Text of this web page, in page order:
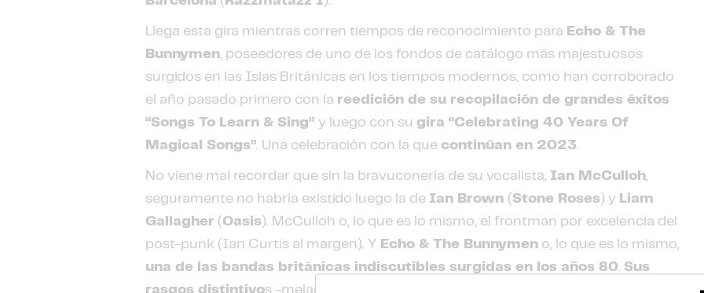
Llega esta gira mientras corren tiempos de reconocimiento para Echo & The
Bunnymen, poseedores de uno de los fondos de catálogo más majestuosos
surgidos en las Islas Británicas en los tiempos modernos, como han corroborado
el año pasado primero con la reedición de su recopilación de grandes éxitos
“Songs To Learn & Sing” y luego con su gira “Celebrating 40 Years Of
Magical Songs”. Una celebración con la que continúan en 2023.
No viene mal recordar que sin la bravuconería de su vocalista, Ian McCulloh,
seguramente no habría existido luego la de Ian Brown (Stone Roses) y Liam
Gallagher (Oasis). McCulloh o, lo que es lo mismo, el frontman por excelencia del
post-punk (Ian Curtis al margen). Y Echo & The Bunnymen o, lo que es lo mismo,
una de las bandas británicas indiscutibles surgidas en los años 80. Sus
rasgos distintivos -melancólicos, sombríos, de cielo encapotado-